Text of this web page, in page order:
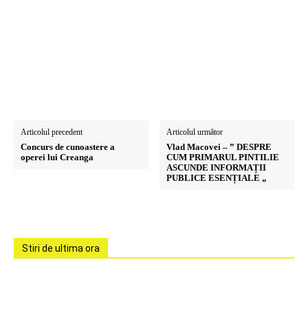
Articolul precedent
Concurs de cunoastere a
operei lui Creanga
Articolul următor
Vlad Macovei – ” DESPRE
CUM PRIMARUL PINTILIE
ASCUNDE INFORMAȚII
PUBLICE ESENȚIALE „
Stiri de ultima ora